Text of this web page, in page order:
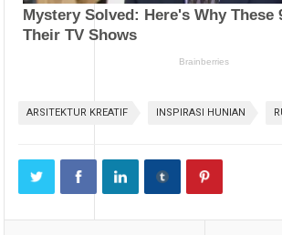
ARSITEKTUR KREATIF INSPIRASI HUNIAN